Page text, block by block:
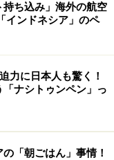
ち込み」海外の航空
インドネシア」のペ
力に日本人も驚く！
ナシトゥンペン」っ
「朝ごはん」事情！